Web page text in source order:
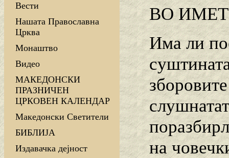
Вести
Нашата Православна
Црква
Монаштво
Видео
МАКЕДОНСКИ
ПРАЗНИЧЕН
ЦРКОВЕН КАЛЕНДАР
Македонски Светители
БИБЛИЈА
Издавачка дејност
ВО
Има ли
на